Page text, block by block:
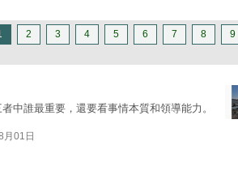
2 3 4 5 6 7 8 9
中誰最重要，還要看事情本質和領導能力。
月01日